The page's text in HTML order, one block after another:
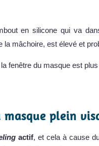
en silicone qui va
la mâchoire, est élevé et
fenêtre du masque est
plein
actif, et cela à cause